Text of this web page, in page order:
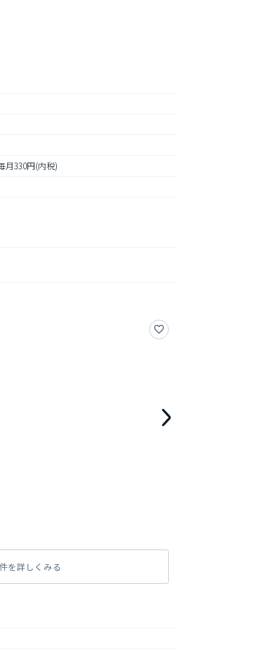
月330円(内税)
を詳しくみる